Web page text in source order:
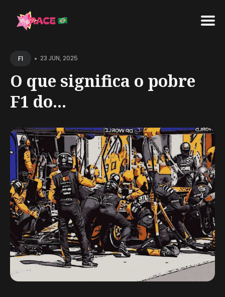
for
F1 • 23 JUN, 2025
O que significa o pobre
F1 do...